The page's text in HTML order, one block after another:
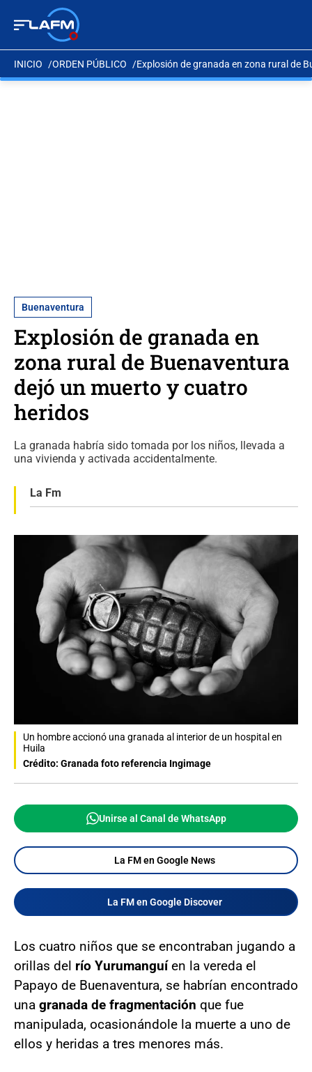
INICIO ORDEN PÚBLICO Explosión de granada en zona rural de
Buenaventura
Explosión de granada en
zona rural de Buenaventura
dejó un muerto y cuatro
heridos
La granada habría sido tomada por los niños, llevada a
una vivienda y activada accidentalmente.
La Fm
Un hombre accionó una granada al interior de un hospital en
Huila
Crédito: Granada foto referencia Ingimage
Unirse al Canal de WhatsApp
La FM en Google News
La FM en Google Discover
Los cuatro niños que se encontraban jugando a
orillas del río Yurumanguíen la vereda el
Papayo de Buenaventura, se habrían encontrado
una granada de fragmentación que fue
manipulada, ocasionándole la muerte a uno de
ellos y heridas a tres menores más.